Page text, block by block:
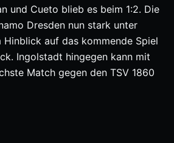
und Cueto blieb es beim 1:2. Die
Dresden nun stark unter
Hinblick auf das kommende Spiel
Ingolstadt hingegen kann mit
Match gegen den TSV 1860